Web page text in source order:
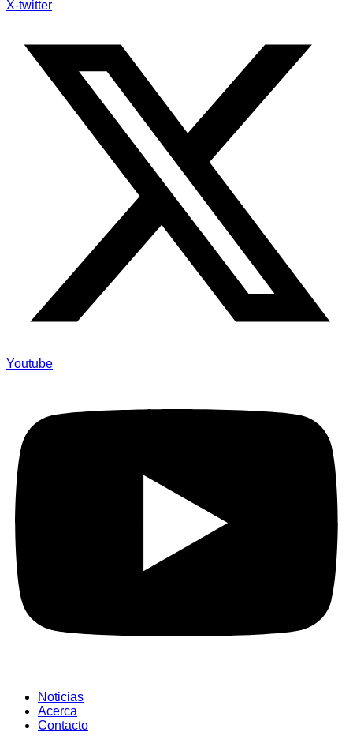
X-twitter
Youtube
Noticias
Acerca
Contacto